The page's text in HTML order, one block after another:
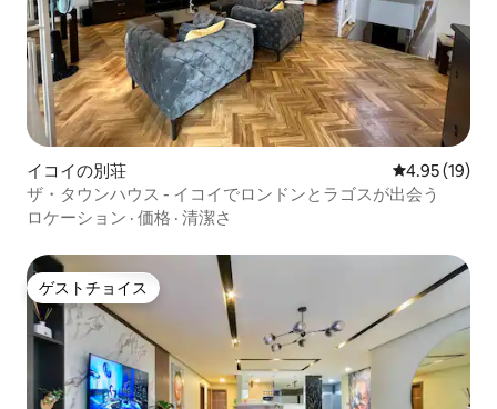
イコイの別荘 レビュー19
4.95 (19)
ザ・タウンハウス - イコイでロンドンとラゴスが出会う
ロケーション · 価格 · 清潔さ
ゲストチョイス
ゲストチョイス